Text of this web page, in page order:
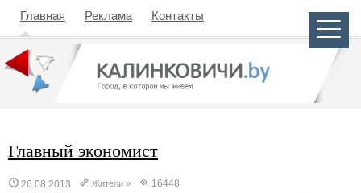
Главная Реклама Контакты
Главный экономист
26.08.2013 Жители » 16448